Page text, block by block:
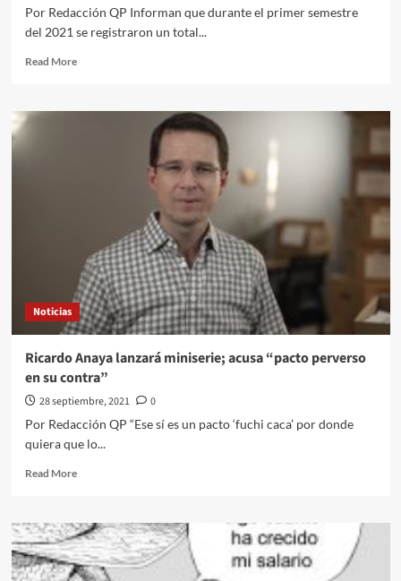
Por Redacción QP Informan que durante el primer semestre
del 2021 se registraron un total...
Read MoreRead
Estos
México,
según
la
Condusef
Noticias
Ricardo Anaya lanzará miniserie; acusa “pacto perverso
en su contra”
28 septiembre, 2021
0
Por Redacción QP “Ese sí es un pacto ‘fuchi caca’ por donde
quiera que lo...
Read MoreRead
Ricardo
Anaya
lanzará
miniserie;